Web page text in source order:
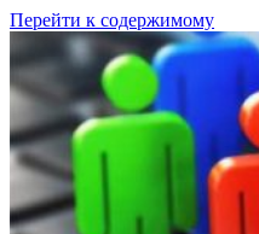
Перейти к содержимому